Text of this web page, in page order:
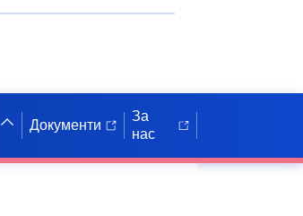
Документи
За
нас